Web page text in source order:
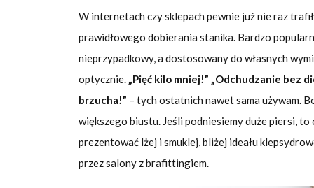
W internetach czy sklepach pewnie już nie raz
prawidłowego dobierania stanika. Bardzo
nieprzypadkowy, a dostosowany do własnych
optycznie.„Pięć kilo mniej!” „Odchudzanie bez
brzucha!” – tych ostatnich nawet sama używam.
większego biustu. Jeśli podniesiemy duże piersi,
prezentować lżej i smuklej, bliżej ideału
przez salony z brafittingiem.